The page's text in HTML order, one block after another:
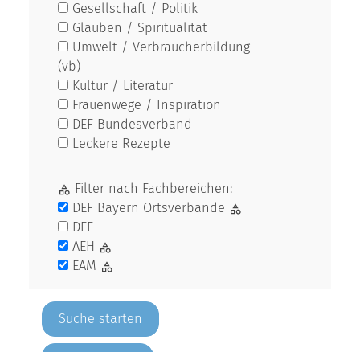
Gesellschaft / Politik
Glauben / Spiritualität
Umwelt / Verbraucherbildung
(vb)
Kultur / Literatur
Frauenwege / Inspiration
DEF Bundesverband
Leckere Rezepte
Filter nach Fachbereichen:
DEF Bayern Ortsverbände
DEF
AEH
EAM